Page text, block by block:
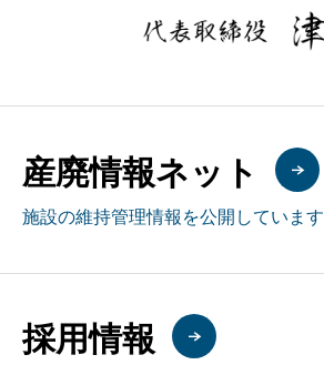
産廃情報ネット
施設の維持管理情報を公開しています
採用情報